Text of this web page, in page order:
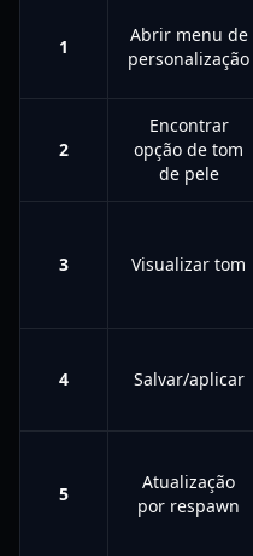
1
Abrir menu de
personalização
2
Encontrar
opção de tom
de pele
3 Visualizar tom
4 Salvar/aplicar
5
Atualização
por respawn